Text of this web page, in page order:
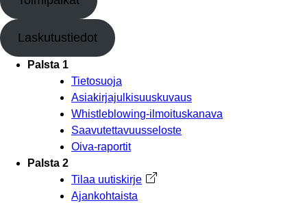
Laskutustiedot
Palsta 1
Tietosuoja
Asiakirjajulkisuuskuvaus
Whistleblowing-ilmoituskanava
Saavutettavuusseloste
Oiva-raportit
Palsta 2
Tilaa uutiskirje Avautuu uuteen välilehteen
Ajankohtaista